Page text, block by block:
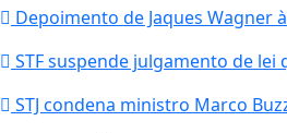
Depoimento de Jaques Wagner
STF suspende julgamento de
STJ condena ministro Marco